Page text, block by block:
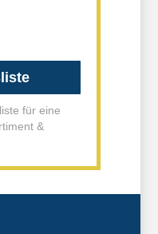
für eine
&